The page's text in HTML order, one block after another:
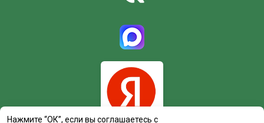
Нажмите “ОК”, если вы соглашаетесь с